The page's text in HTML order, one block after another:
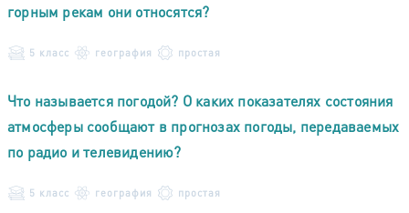
горным рекам они относятся?
5 класс география простая
Что называется погодой? О каких показателях состояния
атмосферы сообщают в прогнозах погоды, передаваемых
по радио и телевидению?
5 класс география простая